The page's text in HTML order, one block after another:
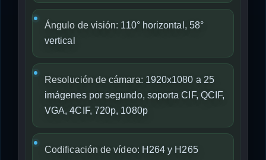
Ángulo de visión: 110° horizontal, 58°
vertical
Resolución de cámara: 1920x1080 a 25
imágenes por segundo, soporta CIF, QCIF,
VGA, 4CIF, 720p, 1080p
Codificación de vídeo: H264 y H265